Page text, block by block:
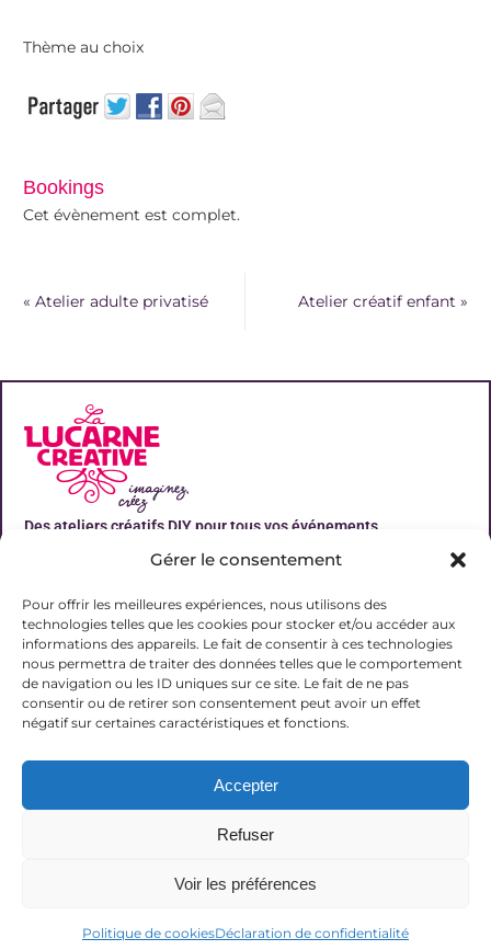
Gérer le consentement
Pour offrir les meilleures expériences, nous utilisons des
technologies telles que les cookies pour stocker et/ou accéder aux
informations des appareils. Le fait de consentir à ces technologies
nous permettra de traiter des données telles que le comportement
de navigation ou les ID uniques sur ce site. Le fait de ne pas
consentir ou de retirer son consentement peut avoir un effet
négatif sur certaines caractéristiques et fonctions.
Accepter
Refuser
Voir les préférences
Politique de cookiesDéclaration de confidentialité
Thème au choix
Bookings
Cet évènement est complet.
« Atelier adulte privatisé Atelier créatif enfant »
Des ateliers créatifs DIY pour tous vos événements
Liens utiles
Contact
06 31 19 51 92
contact@lalucarnecreative.fr
77700 Magny le Hongre